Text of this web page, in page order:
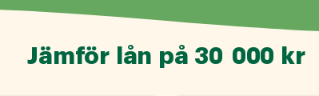
Jämför lån på 30 000 kr